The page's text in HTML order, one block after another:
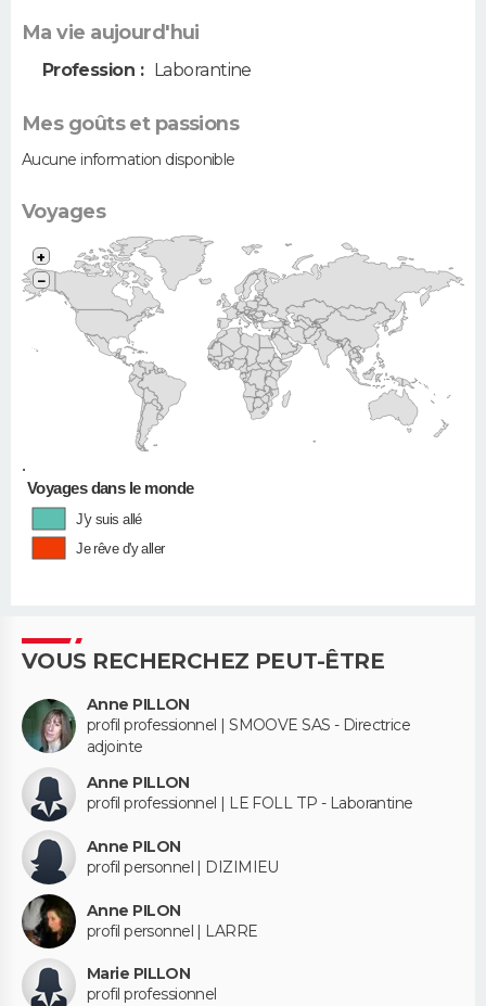
Ma vie aujourd'hui
Profession : Laborantine
Mes goûts et passions
Aucune information disponible
Voyages
•
+
−
Voyages dans le monde
J'y suis allé
Je rêve d'y aller
VOUS RECHERCHEZ PEUT-ÊTRE
Anne PILLON
profil professionnel | SMOOVE SAS - Directrice
adjointe
Anne PILLON
profil professionnel | LE FOLL TP - Laborantine
Anne PILON
profil personnel | DIZIMIEU
Anne PILON
profil personnel | LARRE
Marie PILLON
profil professionnel